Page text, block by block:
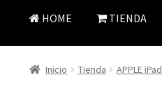
HOME TIENDA
Inicio Tienda APPLE iPad